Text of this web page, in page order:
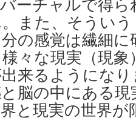
ーチャルで得
また、そうい
の感覚は繊細
々な現実（現象
来るようにな
脳の中にある
と現実の世界